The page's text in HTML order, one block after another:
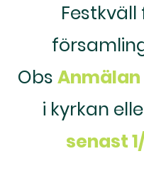
Festkväll
Obs Anmälan
i kyrkan
senast